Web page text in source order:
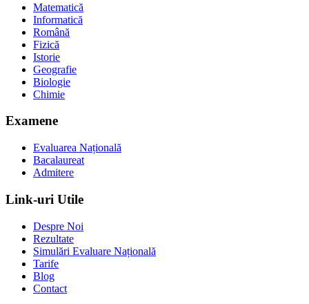
Matematică
Informatică
Română
Fizică
Istorie
Geografie
Biologie
Chimie
Examene
Evaluarea Națională
Bacalaureat
Admitere
Link-uri Utile
Despre Noi
Rezultate
Simulări Evaluare Națională
Tarife
Blog
Contact